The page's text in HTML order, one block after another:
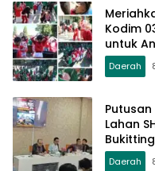
Kodim
untuk
Daerah
Putusan
Lahan
Daerah